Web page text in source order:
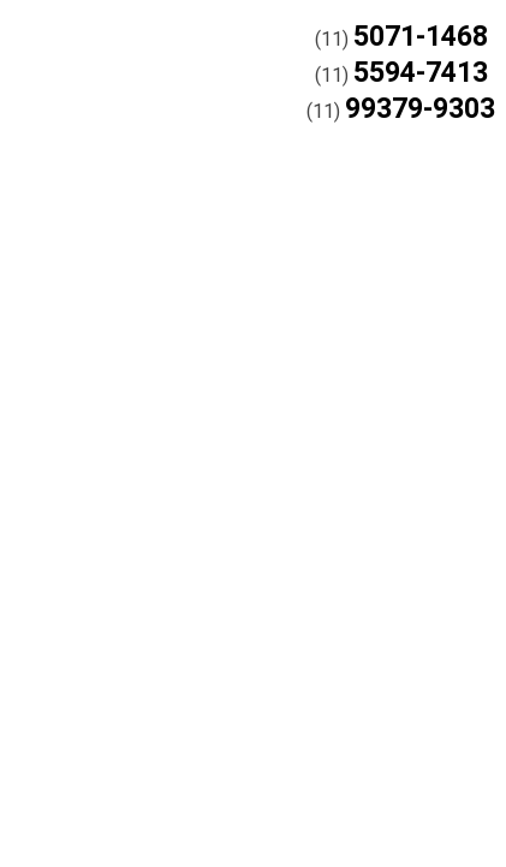
(11) 5071-1468
(11) 5594-7413
(11) 99379-9303